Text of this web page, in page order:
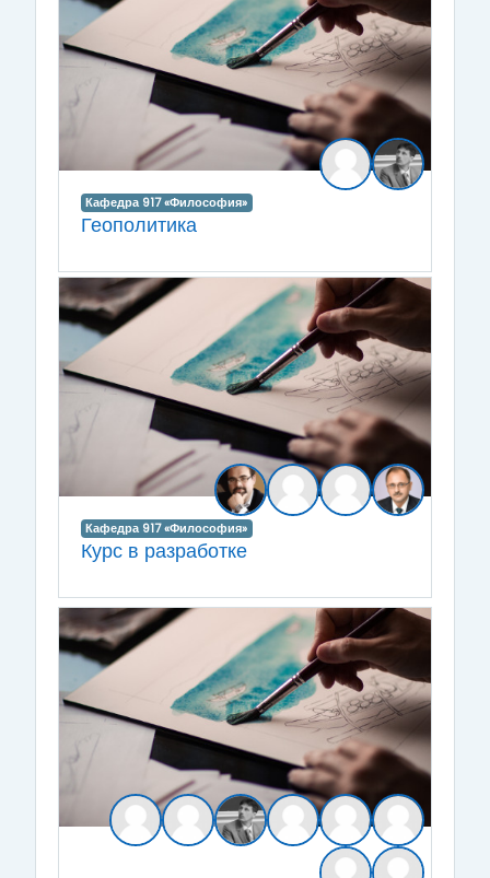
Кафедра 917 «Философия»
Геополитика
Кафедра 917 «Философия»
Курс в разработке